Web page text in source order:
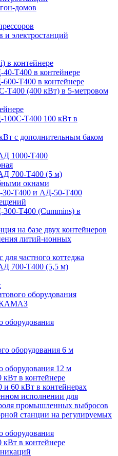
домов
и электростанций
в контейнере
Т400 в контейнере
Т400 в контейнере
Т400 (400 кВт) в 5-метровом
Т400 100 кВт в
с дополнительным баком
1000-Т400
700-Т400 (5 м)
окнами
Т400 и АД-50-Т400
Т400 (Cummins) в
на базе двух контейнеров
литий-ионных
частного коттеджа
700-Т400 (5,5 м)
оборудования
КАМАЗ
оборудования
оборудования 6 м
оборудования 12 м
в контейнере
60 кВт в контейнерах
исполнении для
промышленных выбросов
станции на регулируемых
оборудования
в контейнере